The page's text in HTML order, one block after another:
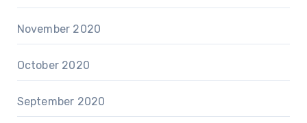
November 2020
October 2020
September 2020